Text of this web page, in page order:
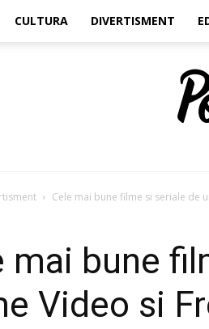
CULTURA DIVERTISMENT
Cele mai bune filme si seriale de
mai bune
Video si